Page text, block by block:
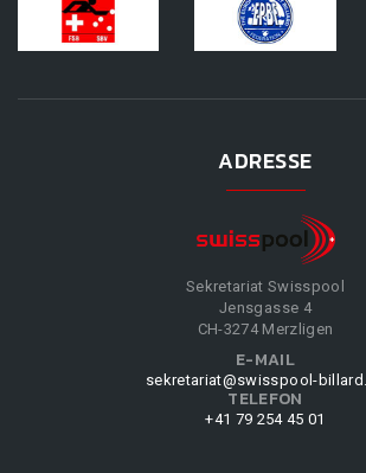
ADRESSE
Sekretariat Swisspool
Jensgasse 4
CH-3274 Merzligen
E-MAIL
sekretariat@swisspool-
TELEFON
+41 79 254 45 01